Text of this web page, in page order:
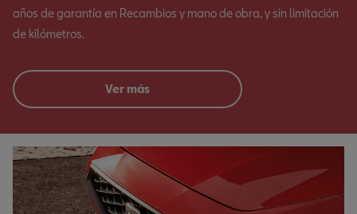
años de garantía en Recambios y mano de obra, y sin limitación
de kilómetros.
Ver más